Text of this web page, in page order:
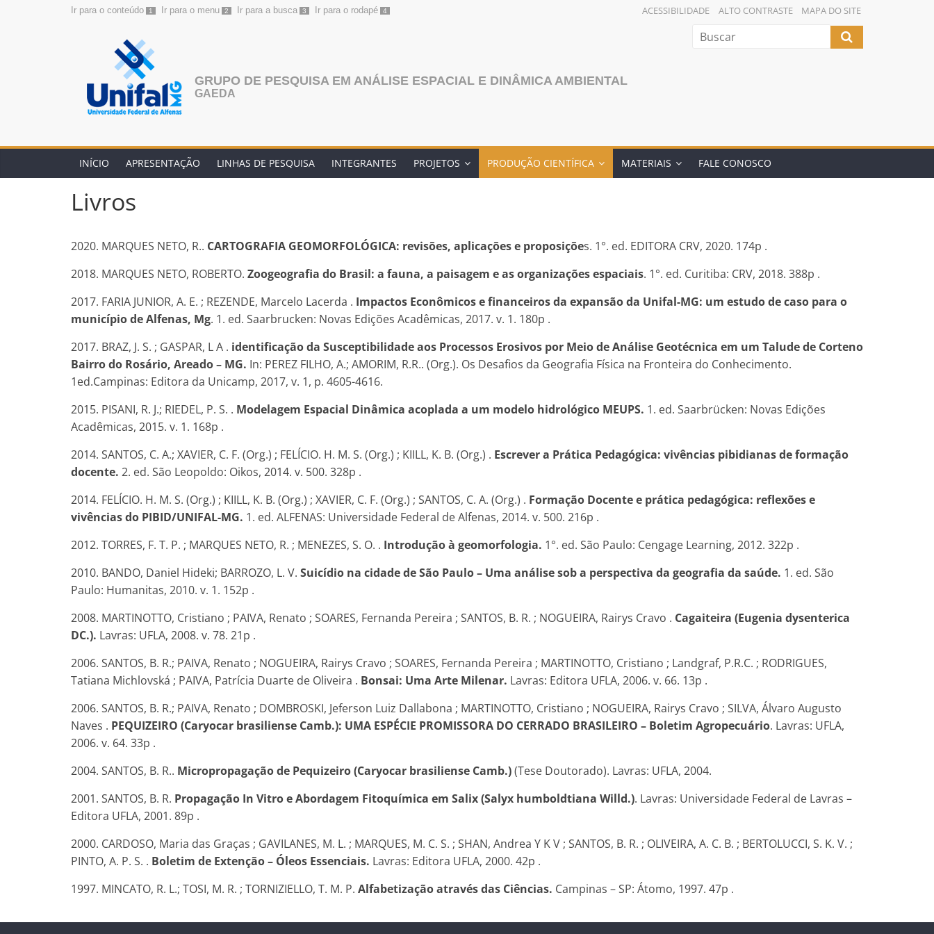
Ir para o conteúdo 1 Ir para o menu 2 Ir para a busca 3 Ir para o rodapé 4 ACESSIBILIDADE ALTO CONTRASTE MAPA DO SITE
GRUPO DE PESQUISA EM ANÁLISE ESPACIAL E DINÂMICA AMBIENTAL
GAEDA
INÍCIO APRESENTAÇÃO LINHAS DE PESQUISA INTEGRANTES PROJETOS PRODUÇÃO CIENTÍFICA MATERIAIS FALE CONOSCO
Livros
2020. MARQUES NETO, R.. CARTOGRAFIA GEOMORFOLÓGICA: revisões, aplicações e proposições. 1°. ed. EDITORA CRV, 2020. 174p .
2018. MARQUES NETO, ROBERTO. Zoogeografia do Brasil: a fauna, a paisagem e as organizações espaciais. 1°. ed. Curitiba: CRV, 2018. 388p .
2017. FARIA JUNIOR, A. E. ; REZENDE, Marcelo Lacerda . Impactos Econômicos e financeiros da expansão da Unifal-MG: um estudo de caso para o
município de Alfenas, Mg. 1. ed. Saarbrucken: Novas Edições Acadêmicas, 2017. v. 1. 180p .
2017. BRAZ, J. S. ; GASPAR, L A . identificação da Susceptibilidade aos Processos Erosivos por Meio de Análise Geotécnica em um Talude de Corteno
Bairro do Rosário, Areado – MG. In: PEREZ FILHO, A.; AMORIM, R.R.. (Org.). Os Desafios da Geografia Física na Fronteira do Conhecimento.
1ed.Campinas: Editora da Unicamp, 2017, v. 1, p. 4605-4616.
2015. PISANI, R. J.; RIEDEL, P. S. . Modelagem Espacial Dinâmica acoplada a um modelo hidrológico MEUPS. 1. ed. Saarbrücken: Novas Edições
Acadêmicas, 2015. v. 1. 168p .
2014. SANTOS, C. A.; XAVIER, C. F. (Org.) ; FELÍCIO. H. M. S. (Org.) ; KIILL, K. B. (Org.) . Escrever a Prática Pedagógica: vivências pibidianas de formação
docente. 2. ed. São Leopoldo: Oikos, 2014. v. 500. 328p .
2014. FELÍCIO. H. M. S. (Org.) ; KIILL, K. B. (Org.) ; XAVIER, C. F. (Org.) ; SANTOS, C. A. (Org.) . Formação Docente e prática pedagógica: reflexões e
vivências do PIBID/UNIFAL-MG. 1. ed. ALFENAS: Universidade Federal de Alfenas, 2014. v. 500. 216p .
2012. TORRES, F. T. P. ; MARQUES NETO, R. ; MENEZES, S. O. . Introdução à geomorfologia. 1°. ed. São Paulo: Cengage Learning, 2012. 322p .
2010. BANDO, Daniel Hideki; BARROZO, L. V. Suicídio na cidade de São Paulo – Uma análise sob a perspectiva da geografia da saúde. 1. ed. São
Paulo: Humanitas, 2010. v. 1. 152p .
2008. MARTINOTTO, Cristiano ; PAIVA, Renato ; SOARES, Fernanda Pereira ; SANTOS, B. R. ; NOGUEIRA, Rairys Cravo . Cagaiteira (Eugenia dysenterica
DC.). Lavras: UFLA, 2008. v. 78. 21p .
2006. SANTOS, B. R.; PAIVA, Renato ; NOGUEIRA, Rairys Cravo ; SOARES, Fernanda Pereira ; MARTINOTTO, Cristiano ; Landgraf, P.R.C. ; RODRIGUES,
Tatiana Michlovská ; PAIVA, Patrícia Duarte de Oliveira . Bonsai: Uma Arte Milenar. Lavras: Editora UFLA, 2006. v. 66. 13p .
2006. SANTOS, B. R.; PAIVA, Renato ; DOMBROSKI, Jeferson Luiz Dallabona ; MARTINOTTO, Cristiano ; NOGUEIRA, Rairys Cravo ; SILVA, Álvaro Augusto
Naves . PEQUIZEIRO (Caryocar brasiliense Camb.): UMA ESPÉCIE PROMISSORA DO CERRADO BRASILEIRO – Boletim Agropecuário. Lavras: UFLA,
2006. v. 64. 33p .
2004. SANTOS, B. R.. Micropropagação de Pequizeiro (Caryocar brasiliense Camb.)(Tese Doutorado). Lavras: UFLA, 2004.
2001. SANTOS, B. R. Propagação In Vitro e Abordagem Fitoquímica em Salix (Salyx humboldtiana Willd.). Lavras: Universidade Federal de Lavras –
Editora UFLA, 2001. 89p .
2000. CARDOSO, Maria das Graças ; GAVILANES, M. L. ; MARQUES, M. C. S. ; SHAN, Andrea Y K V ; SANTOS, B. R. ; OLIVEIRA, A. C. B. ; BERTOLUCCI, S. K. V. ;
PINTO, A. P. S. . Boletim de Extenção – Óleos Essenciais. Lavras: Editora UFLA, 2000. 42p .
1997. MINCATO, R. L.; TOSI, M. R. ; TORNIZIELLO, T. M. P. Alfabetização através das Ciências. Campinas – SP: Átomo, 1997. 47p .